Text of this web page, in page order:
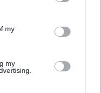
its third-party tags to
in below Google
my
my